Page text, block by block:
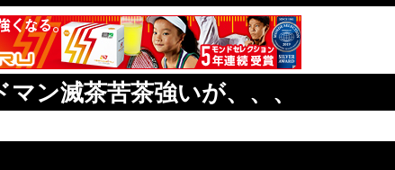
ン滅茶苦茶強いが、、、